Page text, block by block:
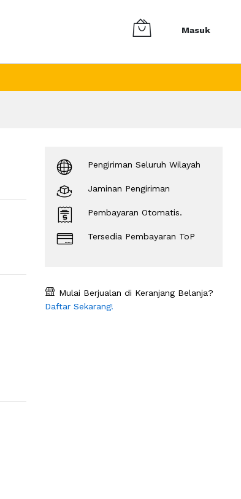
Masuk
Pengiriman Seluruh Wilayah
Jaminan Pengiriman
Pembayaran Otomatis.
Tersedia Pembayaran ToP
Mulai Berjualan di Keranjang Belanja?
Daftar Sekarang!